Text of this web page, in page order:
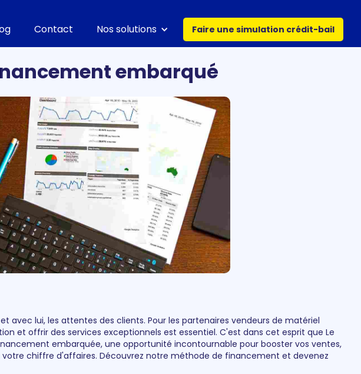
Contact Nos solutions Faire une simulation crédit-bail
embarqué
avec lui, les attentes des clients. Pour les partenaires vendeurs de matériel
et offrir des services exceptionnels est essentiel. C'est dans cet esprit que Le
embarquée, une opportunité incontournable pour booster vos ventes,
chiffre d'affaires. Découvrez notre méthode de financement et devenez